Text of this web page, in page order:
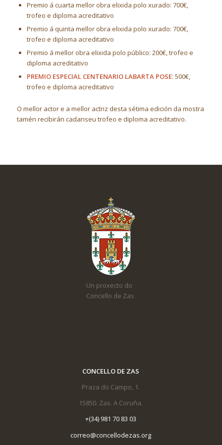
Premio á cuarta mellor obra elixida polo xurado: 700€,
trofeo e diploma acreditativo
Premio á quinta mellor obra elixida polo xurado: 700€,
trofeo e diploma acreditativo
Premio á mellor obra elixida polo público: 200€, trofeo e
diploma acreditativo
PREMIO ESPECIAL CENTENARIO LABARTA POSE: 500€,
trofeo e diploma acreditativo
O mellor actor e a mellor actriz desta sétima edición da mostra
tamén recibirán cadanseu trofeo e diploma acreditativo.
Un proxecto do
Concello de Zas
CONCELLO DE ZAS
Praza do Campo, 1.
15850. Zas. A Coruña.
+(34) 981 70 83 03
correo@concellodezas.org